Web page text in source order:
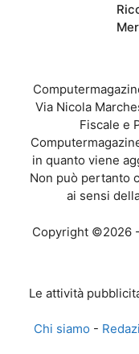
Via Nicola
Fiscale e
in quanto viene
Non può pertanto
ai sensi
Copyright ©2026
Le attività
Chi siamo -